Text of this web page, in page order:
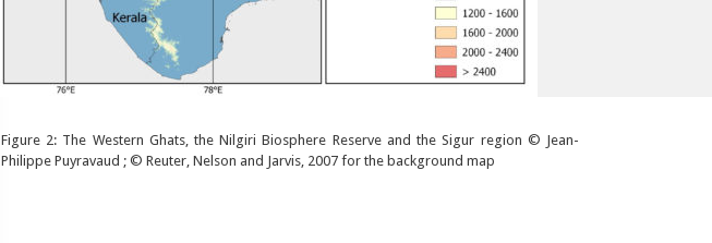
Figure 2: The Western Ghats, the Nilgiri Biosphere Reserve and the Sigur region © Jean-
Philippe Puyravaud ; © Reuter, Nelson and Jarvis, 2007 for the background map